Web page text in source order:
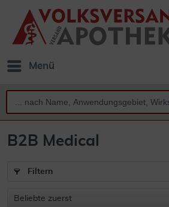
Menü
B2B Medical
Filtern